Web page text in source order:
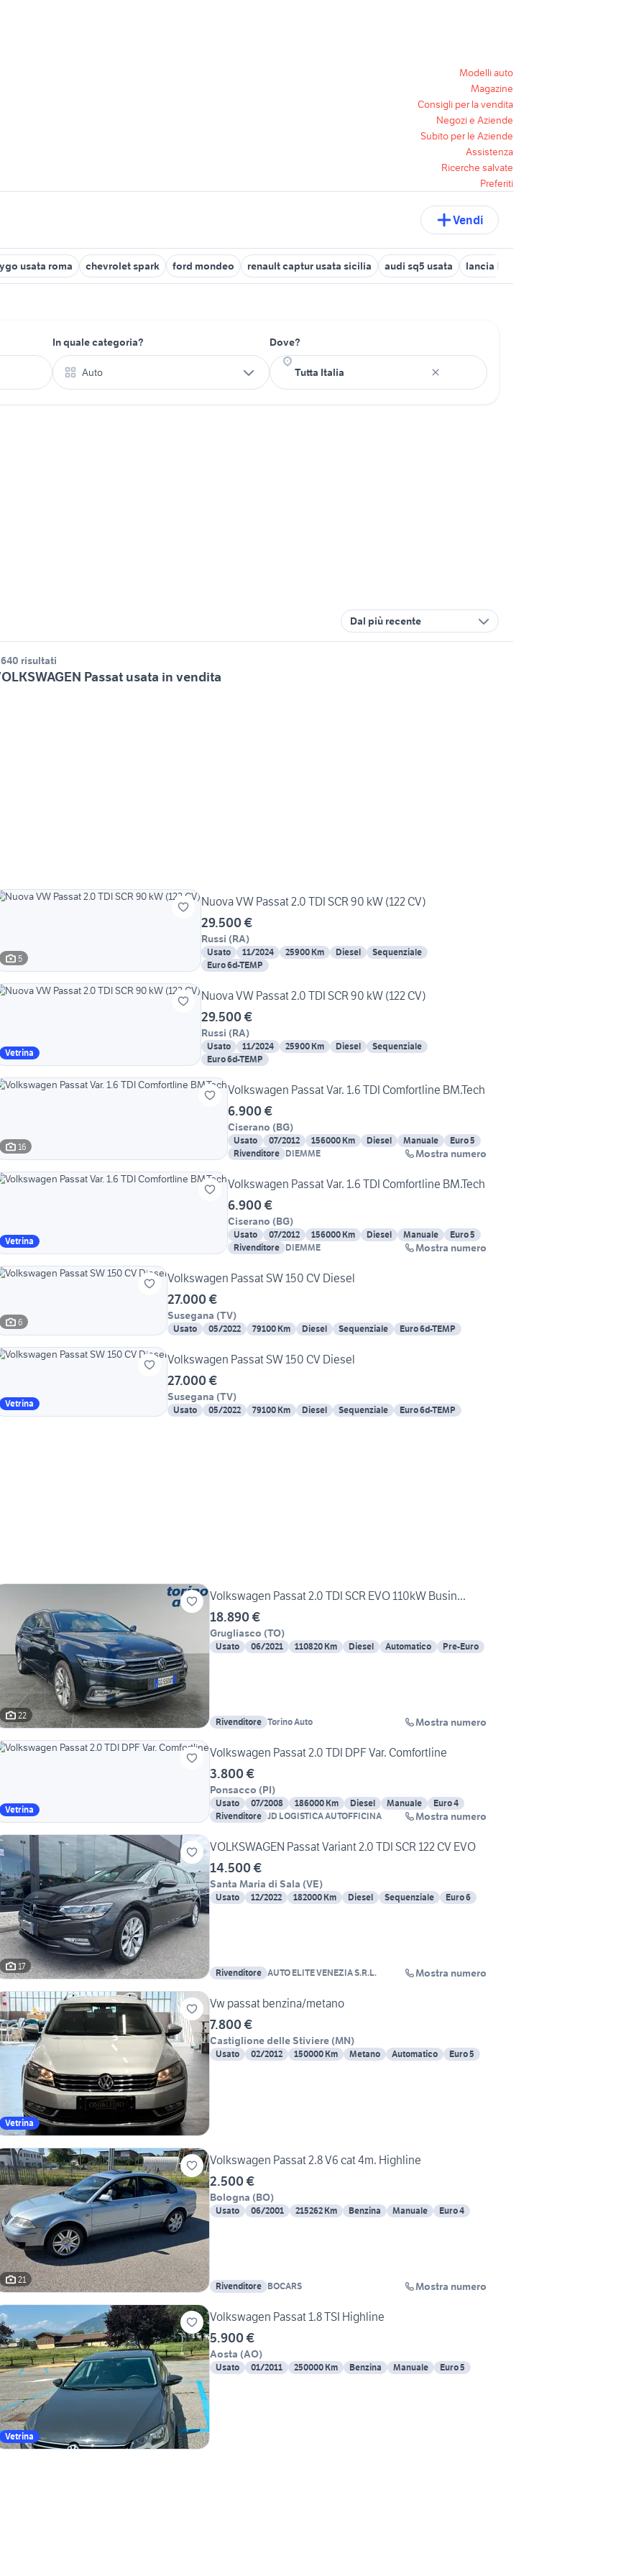
Modelli auto
Magazine
Consigli per la vendita
Negozi e Aziende
Subito per le Aziende
Assistenza
Ricerche salvate
Preferiti
Vendi
usata roma chevrolet spark ford mondeo renault captur usata sicilia audi sq5 usata lancia lybra
In quale categoria?
Auto
Dove?
Dal più recente
risultati
Passat usata in vendita
5
Nuova VW Passat 2.0 TDI SCR 90 kW (122 CV)
29.500 €
Russi (RA)
Usato 11/2024 25900 Km Diesel
Sequenziale
Euro 6d-TEMP
Vetrina
Nuova VW Passat 2.0 TDI SCR 90 kW (122 CV)
29.500 €
Russi (RA)
Usato 11/2024 25900 Km Diesel
Sequenziale
Euro 6d-TEMP
16
Volkswagen Passat Var. 1.6 TDI Comfortline BM.Tech
6.900 €
Ciserano (BG)
Usato 07/2012 156000 Km Diesel Manuale
Euro 5
Rivenditore DIEMME Mostra numero
Vetrina
Volkswagen Passat Var. 1.6 TDI Comfortline BM.Tech
6.900 €
Ciserano (BG)
Usato 07/2012 156000 Km Diesel Manuale
Euro 5
Rivenditore DIEMME Mostra numero
6
Volkswagen Passat SW 150 CV Diesel
27.000 €
Susegana (TV)
Usato 05/2022 79100 Km Diesel Sequenziale Euro 6d-TEMP
Vetrina
Volkswagen Passat SW 150 CV Diesel
27.000 €
Susegana (TV)
Usato 05/2022 79100 Km Diesel Sequenziale Euro 6d-TEMP
22
Volkswagen Passat 2.0 TDI SCR EVO 110kW Busin...
18.890 €
Grugliasco (TO)
Usato 06/2021 110820 Km Diesel Automatico Pre-Euro
Rivenditore Torino Auto Mostra numero
Vetrina
Volkswagen Passat 2.0 TDI DPF Var. Comfortline
3.800 €
Ponsacco (PI)
Usato 07/2008 186000 Km Diesel Manuale
Euro 4
Rivenditore JD LOGISTICA AUTOFFICINA Mostra numero
17
VOLKSWAGEN Passat Variant 2.0 TDI SCR 122 CV EVO
14.500 €
Santa Maria di Sala (VE)
Usato 12/2022 182000 Km Diesel Sequenziale Euro 6
Rivenditore AUTO ELITE VENEZIA S.R.L. Mostra numero
Vetrina
Vw passat benzina/metano
7.800 €
Castiglione delle Stiviere (MN)
Usato 02/2012 150000 Km Metano Automatico Euro 5
21
Volkswagen Passat 2.8 V6 cat 4m. Highline
2.500 €
Bologna (BO)
Usato 06/2001 215262 Km Benzina Manuale Euro 4
Rivenditore BOCARS Mostra numero
Vetrina
Volkswagen Passat 1.8 TSI Highline
5.900 €
Aosta (AO)
Usato 01/2011 250000 Km Benzina Manuale Euro 5